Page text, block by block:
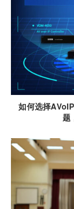
如何选择
题